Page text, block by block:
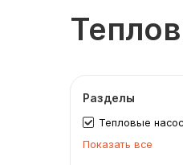
Разделы
Тепловые
Показать все